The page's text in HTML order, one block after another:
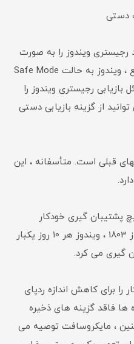
دستی
رجیستری ویندوز را به صورت
دستی بازیابی کنید. در برخی مواقع ، ویندوز به حالت Safe Mode
بازیابی رجیستری ویندوز را
از گزینه بازیابی دستی
قبلی است. متأسفانه ، این
10 نسخه 1803 ، هیچ پشتیبان گیری خودکار
رجیستری ویندوز وجود ندارد. قبل از 1803 ، ویندوز هر 10 روز یکبار
را برای کاهش اندازه ردپای
ها فاقد گزینه های ذخیره
، مایکروسافت توصیه می